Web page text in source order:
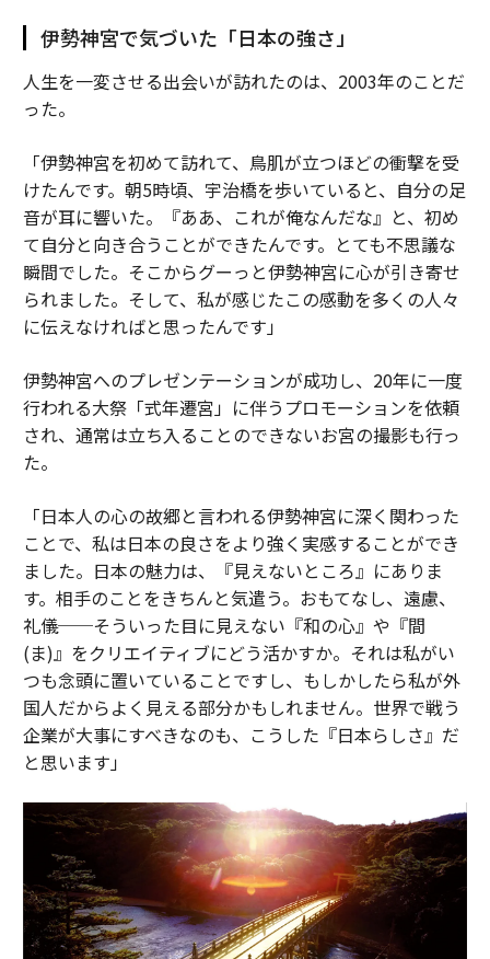
伊勢神宮で気づいた「日本の強さ」
人生を一変させる出会いが訪れたのは、2003年のことだ
った。
「伊勢神宮を初めて訪れて、鳥肌が立つほどの衝撃を受
けたんです。朝5時頃、宇治橋を歩いていると、自分の足
音が耳に響いた。『ああ、これが俺なんだな』と、初め
て自分と向き合うことができたんです。とても不思議な
瞬間でした。そこからグーっと伊勢神宮に心が引き寄せ
られました。そして、私が感じたこの感動を多くの人々
に伝えなければと思ったんです」
伊勢神宮へのプレゼンテーションが成功し、20年に一度
行われる大祭「式年遷宮」に伴うプロモーションを依頼
され、通常は立ち入ることのできないお宮の撮影も行っ
た。
「日本人の心の故郷と言われる伊勢神宮に深く関わった
ことで、私は日本の良さをより強く実感することができ
ました。日本の魅力は、『見えないところ』にありま
す。相手のことをきちんと気遣う。おもてなし、遠慮、
礼儀──そういった目に見えない『和の心』や『間
(ま)』をクリエイティブにどう活かすか。それは私がい
つも念頭に置いていることですし、もしかしたら私が外
国人だからよく見える部分かもしれません。世界で戦う
企業が大事にすべきなのも、こうした『日本らしさ』だ
と思います」